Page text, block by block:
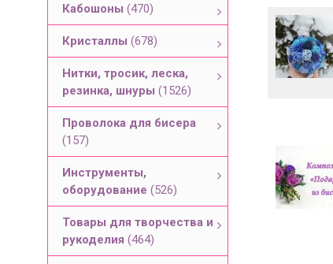
Кабошоны (470)
Кристаллы (678)
Нитки, тросик, леска,
резинка, шнуры (1526)
Проволока для бисера
(157)
Инструменты,
оборудование (526)
Товары для творчества и
рукоделия (464)